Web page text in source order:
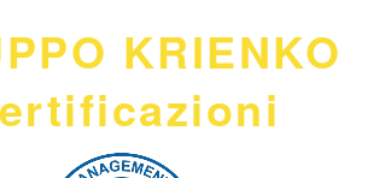
KRIENKO